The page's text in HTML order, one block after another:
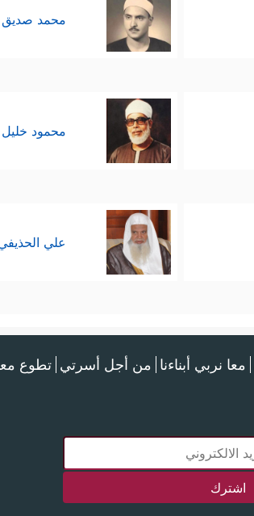
محمد صديق
محمود
علي
معا نربي أبناءنا من أجل أسرتي تطوع